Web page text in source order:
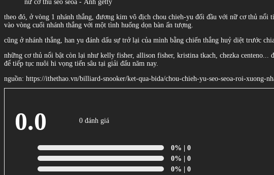
nữ cơ thủ seo seoa - Ảnh getty
theo đó, ở vòng 1 nhánh thắng, đương kim vô địch chou chieh-yu đối đầu với nữ cơ thủ nổi
vào vòng cuối nhánh thắng với một tình huống dọn bàn ấn tượng.
cũng ở nhánh thắng, han yu đánh dấu sự trở lại của mình bằng chiến thắng huỷ diệt trước
những cơ thủ nổi bật còn lại như kelly fisher, allison fisher, kristina tkach, chezka centeno...
để tiếp tục nuôi hi vọng tiến sâu tại giải đấu năm nay.
nguồn: https://ithethao.vn/billiard-snooker/ket-qua-bida/chou-chieh-yu-seo-seoa-roi-xuong-
0.0 0 đánh giá
0% | 0
0% | 0
0% | 0